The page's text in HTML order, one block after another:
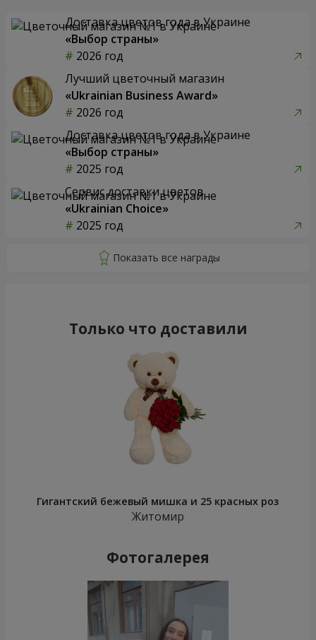
Доставка цветов года в Украине
«Выбор страны»
2026 год
Лучший цветочный магазин
«Ukrainian Business Award»
2026 год
Доставка цветов года в Украине
«Выбор страны»
2025 год
Сервис доставки цветов
«Ukrainian Choice»
2025 год
Только что доставили
Гигантский бежевый мишка и 25 красных роз
Житомир
Фотогалерея